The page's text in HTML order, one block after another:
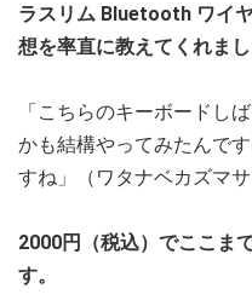
ラスリム Bluetooth ワイ
想を率直に教えてくれまし
「こちらのキーボードし
かも結構やってみたんで
すね」（ワタナベカズマサ
2000円（税込）でここま
す。